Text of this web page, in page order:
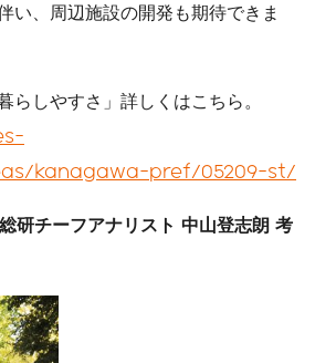
い、周辺施設の開発も期待できま
らしやすさ」詳しくはこちら。
kanagawa-pref/05209-st/
総研チーフアナリスト 中山登志朗 考